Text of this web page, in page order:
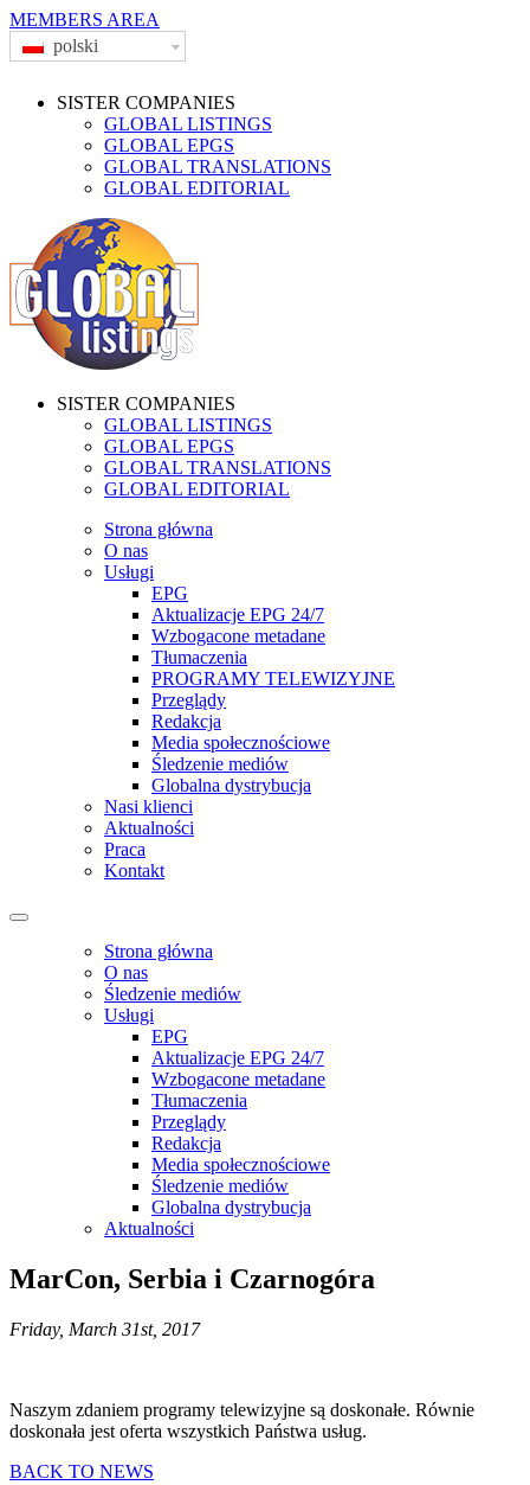
MEMBERS AREA
polski
SISTER COMPANIES
GLOBAL LISTINGS
GLOBAL EPGS
GLOBAL TRANSLATIONS
GLOBAL EDITORIAL
SISTER COMPANIES
GLOBAL LISTINGS
GLOBAL EPGS
GLOBAL TRANSLATIONS
GLOBAL EDITORIAL
Strona główna
O nas
Usługi
EPG
Aktualizacje EPG 24/7
Wzbogacone metadane
Tłumaczenia
PROGRAMY TELEWIZYJNE
Przeglądy
Redakcja
Media społecznościowe
Śledzenie mediów
Globalna dystrybucja
Nasi klienci
Aktualności
Praca
Kontakt
Strona główna
O nas
Śledzenie mediów
Usługi
EPG
Aktualizacje EPG 24/7
Wzbogacone metadane
Tłumaczenia
Przeglądy
Redakcja
Media społecznościowe
Śledzenie mediów
Globalna dystrybucja
Aktualności
MarCon, Serbia i Czarnogóra
Friday, March 31st, 2017
Naszym zdaniem programy telewizyjne są doskonałe. Równie
doskonała jest oferta wszystkich Państwa usług.
BACK TO NEWS